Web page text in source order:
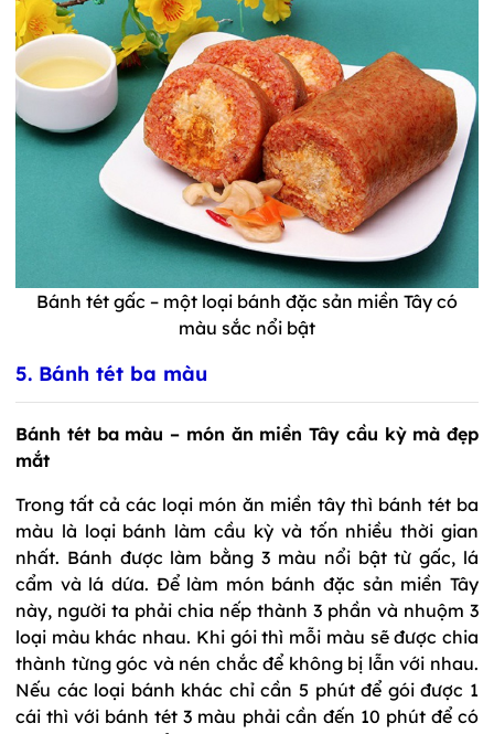
Bánh tét gấc – một loại bánh đặc sản miền Tây có
màu sắc nổi bật
5. Bánh tét ba màu
Bánh tét ba màu – món ăn miền Tây cầu kỳ mà đẹp
mắt
Trong tất cả các loại món ăn miền tây thì bánh tét ba
màu là loại bánh làm cầu kỳ và tốn nhiều thời gian
nhất. Bánh được làm bằng 3 màu nổi bật từ gấc, lá
cẩm và lá dứa. Để làm món bánh đặc sản miền Tây
này, người ta phải chia nếp thành 3 phần và nhuộm 3
loại màu khác nhau. Khi gói thì mỗi màu sẽ được chia
thành từng góc và nén chắc để không bị lẫn với nhau.
Nếu các loại bánh khác chỉ cần 5 phút để gói được 1
cái thì với bánh tét 3 màu phải cần đến 10 phút để có